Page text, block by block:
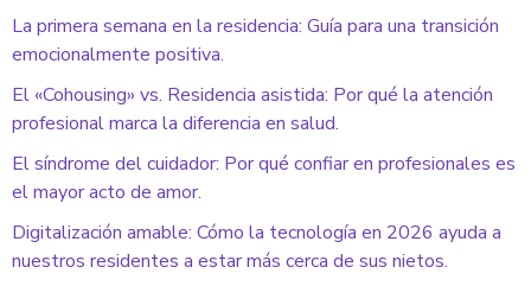
La primera semana en la residencia: Guía para una transición
emocionalmente positiva.
El «Cohousing» vs. Residencia asistida: Por qué la atención
profesional marca la diferencia en salud.
El síndrome del cuidador: Por qué confiar en profesionales es
el mayor acto de amor.
Digitalización amable: Cómo la tecnología en 2026 ayuda a
nuestros residentes a estar más cerca de sus nietos.